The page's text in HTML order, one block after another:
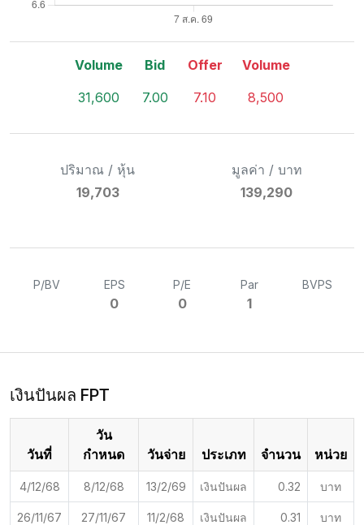
Volume
31,600
Bid
7.00
Offer
7.10
Volume
8,500
ปริมาณ / หุ้น
19,703
มูลค่า / บาท
139,290
P/BV EPS
0
P/E
0
Par
1
BVPS
เงินปันผล FPT
วันที่
วัน
กำหนด
วันจ่าย ประเภท จำนวน หน่วย
4/12/68 8/12/68 13/2/69 เงินปันผล 0.32 บาท
26/11/67 27/11/67 11/2/68 เงินปันผล 0.31 บาท